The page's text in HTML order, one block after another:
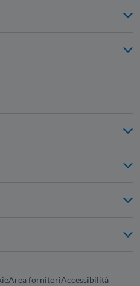
Area fornitoriAccessibilità